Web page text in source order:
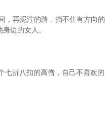
，再泥泞的路，挡不住有方向的
边的女人。
七折八扣的高僧，自己不喜欢的